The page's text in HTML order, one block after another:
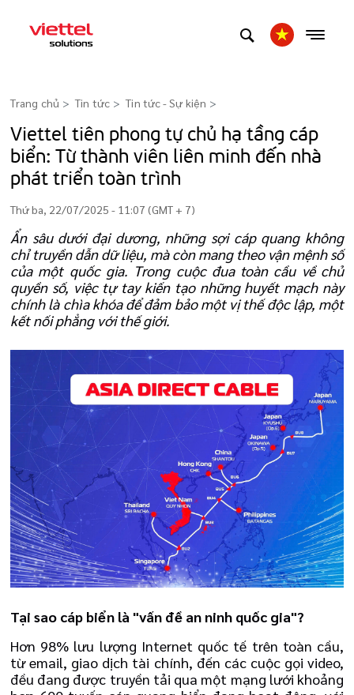
Trang chủ Tin tức Tin tức - Sự kiện >
​​​​​​​Viettel tiên phong tự chủ hạ tầng cáp
biển: Từ thành viên liên minh đến nhà
phát triển toàn trình
Thứ ba, 22/07/2025 - 11:07 (GMT + 7)
Ẩn sâu dưới đại dương, những sợi cáp quang không
chỉ truyền dẫn dữ liệu, mà còn mang theo vận mệnh số
của một quốc gia. Trong cuộc đua toàn cầu về chủ
quyền số, việc tự tay kiến tạo những huyết mạch này
chính là chìa khóa để đảm bảo một vị thế độc lập, một
kết nối phẳng với thế giới.
Tại sao cáp biển là "vấn đề an ninh quốc gia"?
Hơn 98% lưu lượng Internet quốc tế trên toàn cầu,
từ email, giao dịch tài chính, đến các cuộc gọi video,
đều đang được truyền tải qua một mạng lưới khoảng